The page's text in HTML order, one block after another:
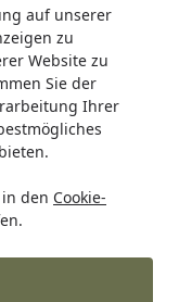
auf unserer
zu
Website zu
Sie der
Ihrer
den Cookie-
Hotline
& Pool-
468,99€)
Makita Akku-Werkzeuge
DUC122Z